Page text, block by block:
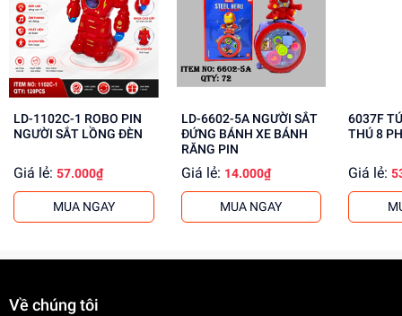
Mua ngay tạidochoitinphat.com, chúng tôi cung cấp giá sỉ
cho khách buôn. Liên hệ ngay để biết thêm thông tin!
LD-1102C-1 ROBO PIN
NGƯỜI SẮT LỒNG ĐÈN
Giá lẻ: 57.000₫
MUA NGAY
LD-6602-5A NGƯỜI SẮT
ĐỨNG BÁNH XE BÁNH
RĂNG PIN
Giá lẻ: 14.000₫
MUA NGAY
6037F
THÚ 8
Giá lẻ:
Về chúng tôi